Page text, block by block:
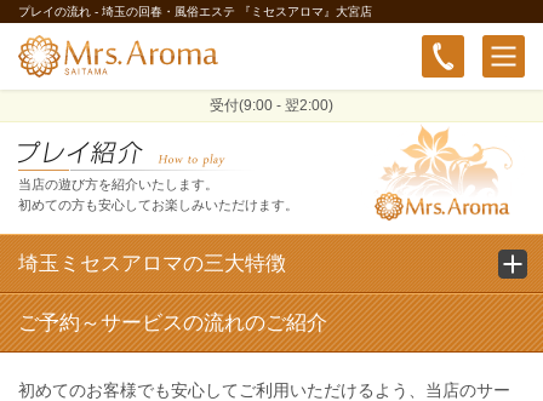
プレイの流れ - 埼玉の回春・風俗エステ 『ミセスアロマ』大宮店
受付(9:00 - 翌2:00)
当店の遊び方を紹介いたします。
初めての方も安心してお楽しみいただけます。
埼玉ミセスアロマの三大特徴
ご予約～サービスの流れのご紹介
初めてのお客様でも安心してご利用いただけるよう、当店のサー